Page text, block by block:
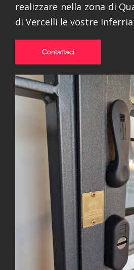
realizzare nella zona di
di Vercelli le vostre
Contattaci